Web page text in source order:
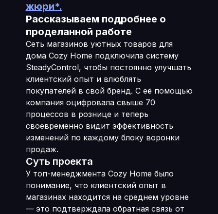
жюри*.
Рассказываем подробнее о
проделанной работе
Сеть магазинов уютных товаров для
дома Cozy Home подключила систему
SteadyControl, чтобы постоянно улучшать
клиентский опыт и влюблять
покупателей в свой бренд. С её помощью
компания оцифровала свыше 70
процессов в рознице и теперь
своевременно видит эффективность
изменений по каждому блоку воронки
продаж.
Суть проекта
У топ-менеджмента Cozy Home было
понимание, что клиентский опыт в
магазинах находится на среднем уровне
— это подтверждала обратная связь от